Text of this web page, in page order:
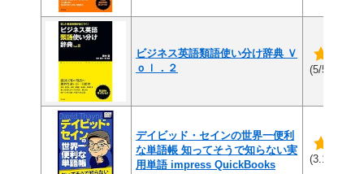
ビジネス英語類語使い分け辞典 Ｖ
ｏｌ．２
(5/5)
デイビッド・セインの世界一便利
な単語帳 知ってそうで知らない実
用単語 impress QuickBooks
(3.1/5)